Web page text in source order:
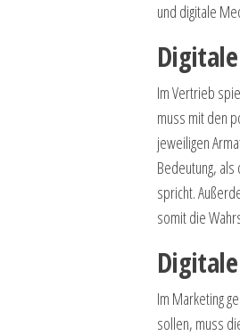
und digitale
Im Vertrieb
muss mit den
jeweiligen
Bedeutung,
spricht.
somit die
Im Marketing
sollen, muss